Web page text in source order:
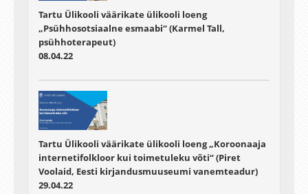
Tartu Ülikooli väärikate ülikooli loeng
„Psühhosotsiaalne esmaabi“ (Karmel Tall,
psühhoterapeut)
08.04.22
Tartu Ülikooli väärikate ülikooli loeng „Koroonaaja
internetifolkloor kui toimetuleku võti“ (Piret
Voolaid, Eesti kirjandusmuuseumi vanemteadur)
29.04.22